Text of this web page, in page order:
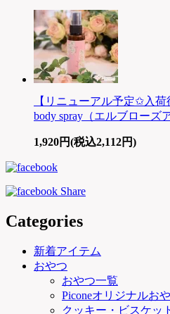
【リニューアル予定✩入荷
body spray（エルブローズ
1,920円(税込2,112円)
Categories
新着アイテム
おやつ
おやつ一覧
Piconeオリジナルお
クッキー・ビスケッ